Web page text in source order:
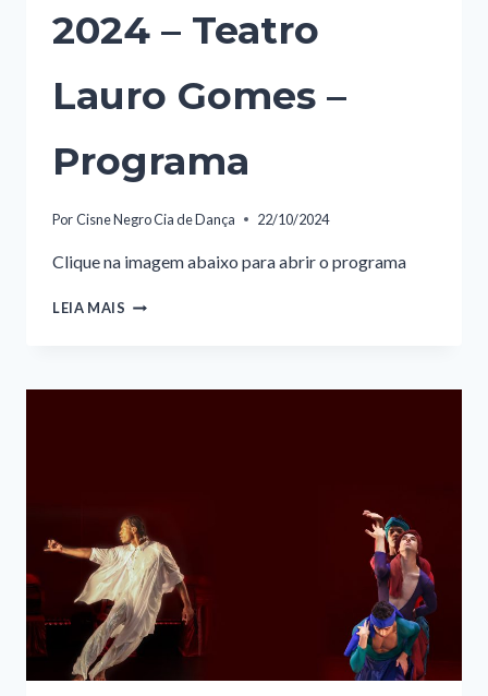
2024 – Teatro
Lauro Gomes –
Programa
PorCisne Negro Cia de Dança 22/10/2024
Clique na imagem abaixo para abrir o programa
LEIA MAIS TRADIÇÕES
TEATRO